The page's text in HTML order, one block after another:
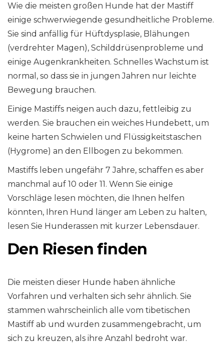
Wie die meisten großen Hunde hat der Mastiff
einige schwerwiegende gesundheitliche Probleme.
Sie sind anfällig für Hüftdysplasie, Blähungen
(verdrehter Magen), Schilddrüsenprobleme und
einige Augenkrankheiten. Schnelles Wachstum ist
normal, so dass sie in jungen Jahren nur leichte
Bewegung brauchen.
Einige Mastiffs neigen auch dazu, fettleibig zu
werden. Sie brauchen ein weiches Hundebett, um
keine harten Schwielen und Flüssigkeitstaschen
(Hygrome) an den Ellbogen zu bekommen.
Mastiffs leben ungefähr 7 Jahre, schaffen es aber
manchmal auf 10 oder 11. Wenn Sie einige
Vorschläge lesen möchten, die Ihnen helfen
könnten, Ihren Hund länger am Leben zu halten,
lesen Sie Hunderassen mit kurzer Lebensdauer.
Den Riesen finden
Die meisten dieser Hunde haben ähnliche
Vorfahren und verhalten sich sehr ähnlich. Sie
stammen wahrscheinlich alle vom tibetischen
Mastiff ab und wurden zusammengebracht, um
sich zu kreuzen, als ihre Anzahl bedroht war.